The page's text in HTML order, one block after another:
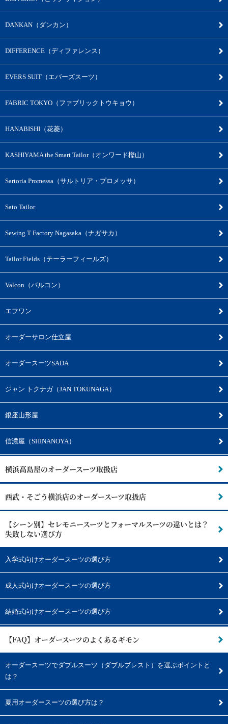
DANKAN（ダンカン）
DIFFERENCE（ディファレンス）
EVERS SUIT（エバーズスーツ）
FABRIC TOKYO（ファブリックトウキョウ）
HANABISHI（花菱）
KASHIYAMA the Smart Tailor（オンワード樫山）
Sartoria Promessa（サルトリア・プロメッサ）
Sato Tailor
Sewing T Factory Nagasaka（ナガサカ）
Tailor Fields（テーラーフィールズ）
Valcon（バルコン）
エフワン
オーダーサロン仕立屋
オーダースーツSADA
ジャン トクナガ（JAN TOKUNAGA）
銀座山形屋
信濃屋（SHINANOYA）
横浜高島屋のオーダースーツ取扱店
西武・そごう横浜店のオーダースーツ取扱店
【シーン別】セレモニースーツとフォーマルスーツの違いとは？
失敗しない選び方
入学式向けオーダースーツの選び方
成人式向けオーダースーツの選び方
結婚式向けオーダースーツの選び方
【FAQ】オーダースーツのよくあるギモン
オーダースーツでダブルスーツ（ダブルブレスト）を選ぶポイントと
は？
夏用オーダースーツの選び方は？